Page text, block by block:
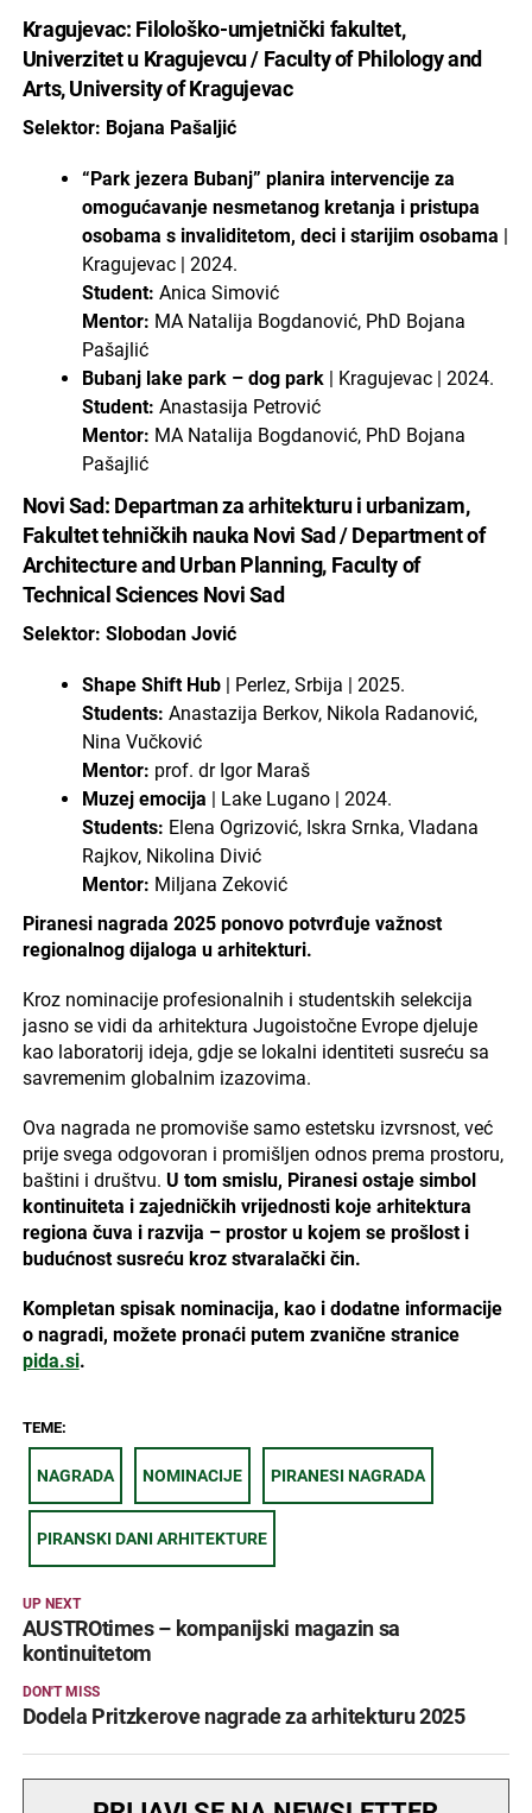
Kragujevac: Filološko-umjetnički fakultet,
Univerzitet u Kragujevcu / Faculty of Philology and
Arts, University of Kragujevac
Selektor: Bojana Pašaljić
“Park jezera Bubanj” planira intervencije za
omogućavanje nesmetanog kretanja i pristupa
osobama s invaliditetom, deci i starijim osobama |
Kragujevac | 2024.
Student: Anica Simović
Mentor: MA Natalija Bogdanović, PhD Bojana
Pašajlić
Bubanj lake park – dog park| Kragujevac | 2024.
Student: Anastasija Petrović
Mentor: MA Natalija Bogdanović, PhD Bojana
Pašajlić
Novi Sad: Departman za arhitekturu i urbanizam,
Fakultet tehničkih nauka Novi Sad / Department of
Architecture and Urban Planning, Faculty of
Technical Sciences Novi Sad
Selektor: Slobodan Jović
Shape Shift Hub| Perlez, Srbija | 2025.
Students: Anastazija Berkov, Nikola Radanović,
Nina Vučković
Mentor: prof. dr Igor Maraš
Muzej emocija | Lake Lugano | 2024.
Students: Elena Ogrizović, Iskra Srnka, Vladana
Rajkov, Nikolina Divić
Mentor: Miljana Zeković
Piranesi nagrada 2025 ponovo potvrđuje važnost
regionalnog dijaloga u arhitekturi.
Kroz nominacije profesionalnih i studentskih selekcija
jasno se vidi da arhitektura Jugoistočne Evrope djeluje
kao laboratorij ideja, gdje se lokalni identiteti susreću sa
savremenim globalnim izazovima.
Ova nagrada ne promoviše samo estetsku izvrsnost, već
prije svega odgovoran i promišljen odnos prema prostoru,
baštini i društvu. U tom smislu, Piranesi ostaje simbol
kontinuiteta i zajedničkih vrijednosti koje arhitektura
regiona čuva i razvija – prostor u kojem se prošlost i
budućnost susreću kroz stvaralački čin.
Kompletan spisak nominacija, kao i dodatne informacije
o nagradi, možete pronaći putem zvanične stranice
pida.si.
TEME:
NAGRADA NOMINACIJE PIRANESI NAGRADA
PIRANSKI DANI ARHITEKTURE
UP NEXT
AUSTROtimes – kompanijski magazin sa
kontinuitetom
DON'T MISS
Dodela Pritzkerove nagrade za arhitekturu 2025